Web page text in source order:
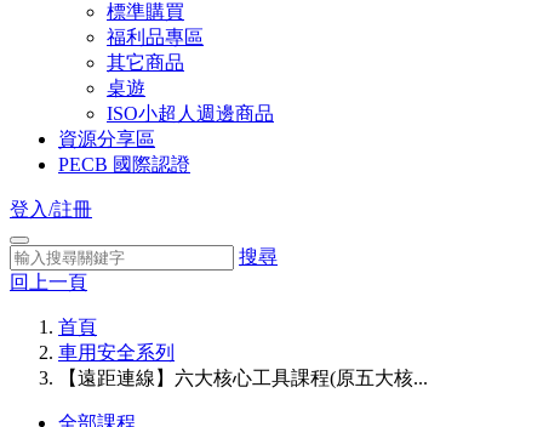
標準購買
福利品專區
其它商品
桌遊
ISO小超人週邊商品
資源分享區
PECB 國際認證
登入/註冊
搜尋
回上一頁
首頁
車用安全系列
【遠距連線】六大核心工具課程(原五大核...
全部課程